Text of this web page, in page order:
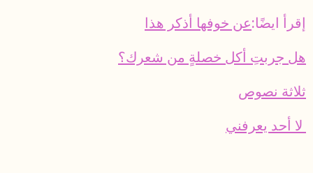
إقرأ ايضًا:عن خوفها أذكر هذا
هل جربتِ أكل خصلةٍ من شعرك؟
ثلاثة نصوص